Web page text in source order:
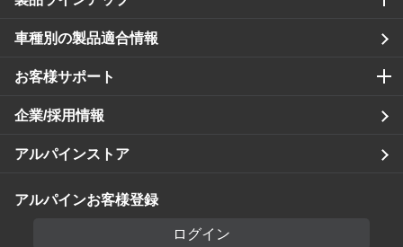
車種別の製品適合情報
お客様サポート
企業/採用情報
アルパインストア
アルパインお客様登録
ログイン